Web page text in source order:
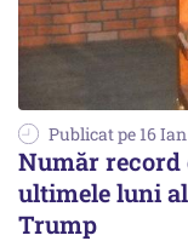
Publicat pe 16 Ian
Număr record
ultimele luni
Trump